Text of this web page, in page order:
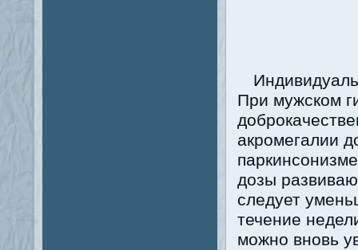
При мужском
акромегалии
дозы
следует
течение
можно вновь